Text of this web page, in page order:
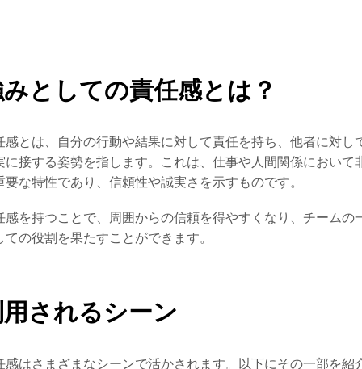
としての責任感とは？
感とは、自分の行動や結果に対して責任を持ち、他者に対し
に接する姿勢を指します。これは、仕事や人間関係において
要な特性であり、信頼性や誠実さを示すものです。
感を持つことで、周囲からの信頼を得やすくなり、チームの
ての役割を果たすことができます。
されるシーン
感はさまざまなシーンで活かされます。以下にその一部を紹